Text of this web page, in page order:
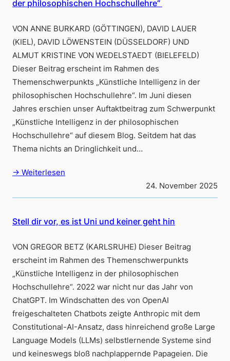
der philosophischen Hochschullehre“
VON ANNE BURKARD (GÖTTINGEN), DAVID LAUER
(KIEL), DAVID LÖWENSTEIN (DÜSSELDORF) UND
ALMUT KRISTINE VON WEDELSTAEDT (BIELEFELD)
Dieser Beitrag erscheint im Rahmen des
Themenschwerpunkts „Künstliche Intelligenz in der
philosophischen Hochschullehre“. Im Juni diesen
Jahres erschien unser Auftaktbeitrag zum Schwerpunkt
„Künstliche Intelligenz in der philosophischen
Hochschullehre“ auf diesem Blog. Seitdem hat das
Thema nichts an Dringlichkeit und…
→ Weiterlesen
24. November 2025
Stell dir vor, es ist Uni und keiner geht hin
VON GREGOR BETZ (KARLSRUHE) Dieser Beitrag
erscheint im Rahmen des Themenschwerpunkts
„Künstliche Intelligenz in der philosophischen
Hochschullehre“. 2022 war nicht nur das Jahr von
ChatGPT. Im Windschatten des von OpenAI
freigeschalteten Chatbots zeigte Anthropic mit dem
Constitutional-AI-Ansatz, dass hinreichend große Large
Language Models (LLMs) selbstlernende Systeme sind
und keineswegs bloß nachplappernde Papageien. Die